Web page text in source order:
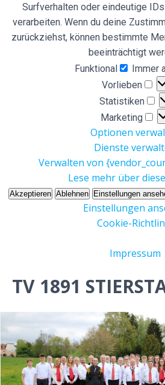
Surfverhalten oder eindeutige
verarbeiten. Wenn du deine
zurückziehst, können bestimmte
beeinträchtigt
Funktional
Immer
Vorlieben
Statistiken
Marketing
Optionen
Dienste
Verwalten von
Lese mehr über
Akzeptieren Ablehnen Einstellungen
Einstellungen
Cookie-
Impressum
Inhalt
TV 1891